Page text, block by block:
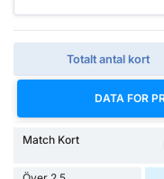
Totalt antal kort
DATA FOR
Match Kort